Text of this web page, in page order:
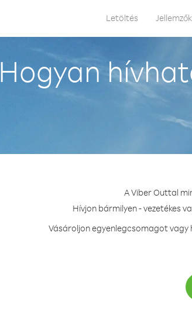
Letöltés Jellemzők
Hogyan
A Viber Outtal
Hívjon bármilyen - vezetékes
Vásároljon egyenlegcsomagot